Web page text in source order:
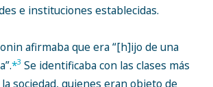
e instituciones establecidas.
afirmaba que era “[h]ijo de una
*3 Se identificaba con las clases más
sociedad, quienes eran objeto de